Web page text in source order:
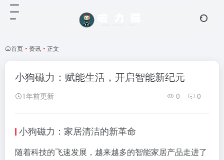
首页 • 资讯 • 正文
小狗磁力：赋能生活，开启智能新纪元
1年前更新 0 0
小狗磁力：家居清洁的新革命
随着科技的飞速发展，越来越多的智能家居产品走进了